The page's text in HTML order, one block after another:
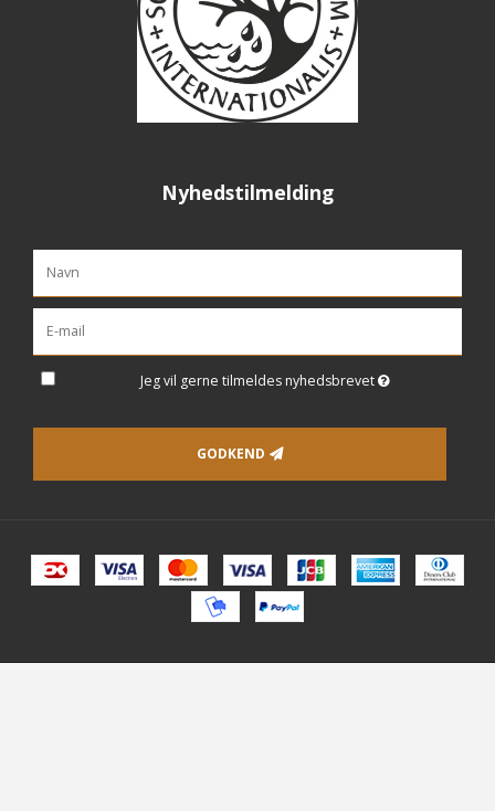
Nyhedstilmelding
Jeg vil gerne tilmeldes nyhedsbrevet
GODKEND